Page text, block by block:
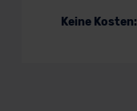
Keine Kosten: